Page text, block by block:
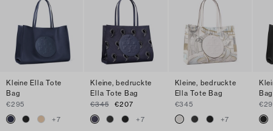
Kleine Ella Tote
Bag
€295
+7
Kleine, bedruckte
Ella Tote Bag
€345
€207
+7
Kleine, bedruckte
Ella Tote Bag
€345
+7
Bag